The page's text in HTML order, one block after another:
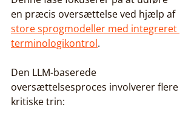
en præcis oversættelse ved hjælp af
store sprogmodeller med integreret
terminologikontrol.
Den LLM-baserede
oversættelsesproces involverer flere
kritiske trin: